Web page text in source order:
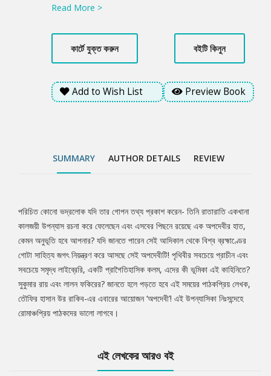
অপদেবীর হাত, কেমন অনুভূতি হবে আপনার? যদি জানতে পারেন সেই আদিকাল
অপদেবীটি! পৃথিবীর সবচেয়ে প্রাচীন এবং সবচেয়ে সমৃদ্ধ লাইব্রেরি, একটি
প্রাগৈতিহাসিক কলম, এদের কী ভূমিকা এই কাহিনিতে? সুকুমার রায় এবং লালন
ফকিরের? জানতে হলে পড়তে হবে এই সময়ের পাঠকপ্রিয় লেখক, তৌফির হাসান
উর রাকিব-এর এবারের আয়োজন ‘অপদেবী’! এই উপন্যাসিকা নিঃসন্দেহে
রোমাঞ্চপ্রিয় পাঠকদের ভালো লাগবে।
Read More >
কার্টে যুক্ত করুন বইটি কিনুন
Add to Wish List Preview Book
SUMMARY AUTHOR DETAILS REVIEW
Tab
Article
পরিচিত কোনো ভদ্রলোক যদি তার গোপন তথ্য প্রকাশ করেন- তিনি রাতারাতি একখানা
কালজয়ী উপন্যাস রচনা করে ফেলেছেন এবং এসবের পিছনে রয়েছে এক অপদেবীর হাত,
কেমন অনুভূতি হবে আপনার? যদি জানতে পারেন সেই আদিকাল থেকে বিশ্ব ব্রহ্মাণ্ডের
গোটা সাহিত্য জগৎ নিয়ন্ত্রণ করে আসছে সেই অপদেবীটি! পৃথিবীর সবচেয়ে প্রাচীন এবং
সবচেয়ে সমৃদ্ধ লাইব্রেরি, একটি প্রাগৈতিহাসিক কলম, এদের কী ভূমিকা এই কাহিনিতে?
সুকুমার রায় এবং লালন ফকিরের? জানতে হলে পড়তে হবে এই সময়ের পাঠকপ্রিয় লেখক,
তৌফির হাসান উর রাকিব-এর এবারের আয়োজন ‘অপদেবী’! এই উপন্যাসিকা নিঃসন্দেহে
রোমাঞ্চপ্রিয় পাঠকদের ভালো লাগবে।
এই লেখকের আরও বই